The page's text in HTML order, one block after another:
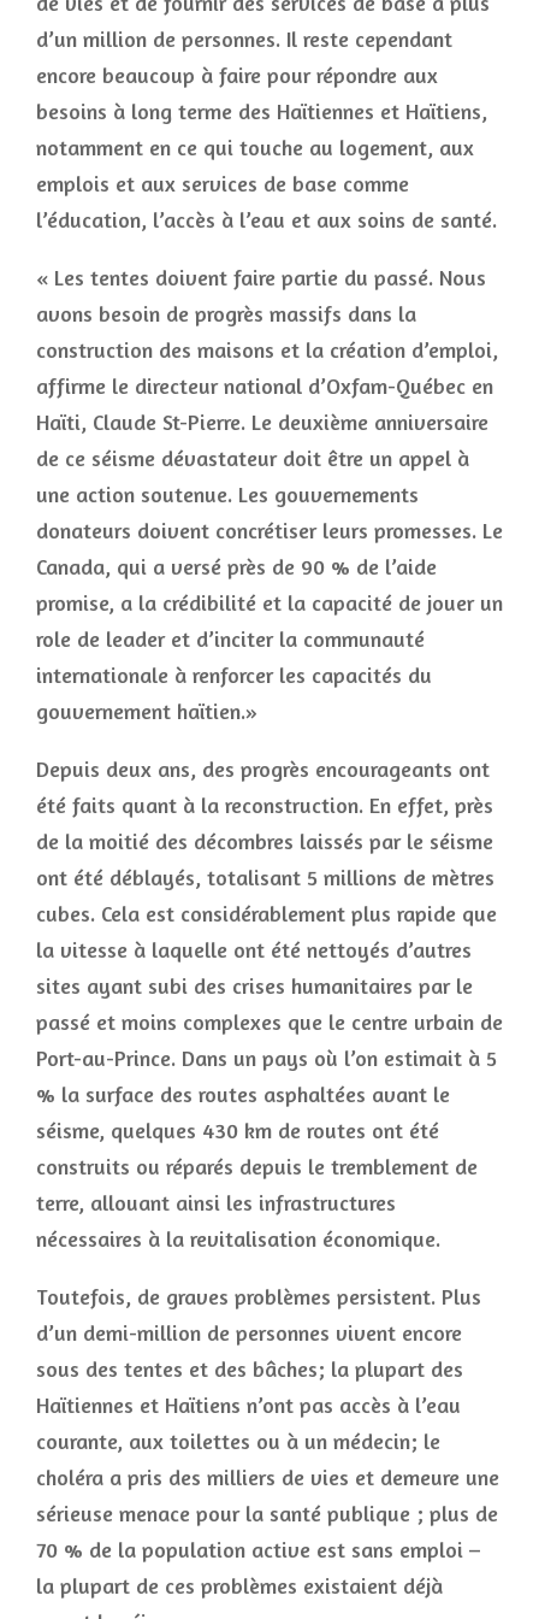
d’un million de personnes. Il reste cependant
encore beaucoup à faire pour répondre aux
besoins à long terme des Haïtiennes et Haïtiens,
notamment en ce qui touche au logement, aux
emplois et aux services de base comme
l’éducation, l’accès à l’eau et aux soins de santé.
« Les tentes doivent faire partie du passé. Nous
avons besoin de progrès massifs dans la
construction des maisons et la création d’emploi,
affirme le directeur national d’Oxfam-Québec en
Haïti, Claude St-Pierre. Le deuxième anniversaire
de ce séisme dévastateur doit être un appel à
une action soutenue. Les gouvernements
donateurs doivent concrétiser leurs promesses. Le
Canada, qui a versé près de 90 % de l’aide
promise, a la crédibilité et la capacité de jouer un
role de leader et d’inciter la communauté
internationale à renforcer les capacités du
gouvernement haïtien.»
Depuis deux ans, des progrès encourageants ont
été faits quant à la reconstruction. En effet, près
de la moitié des décombres laissés par le séisme
ont été déblayés, totalisant 5 millions de mètres
cubes. Cela est considérablement plus rapide que
la vitesse à laquelle ont été nettoyés d’autres
sites ayant subi des crises humanitaires par le
passé et moins complexes que le centre urbain de
Port-au-Prince. Dans un pays où l’on estimait à 5
% la surface des routes asphaltées avant le
séisme, quelques 430 km de routes ont été
construits ou réparés depuis le tremblement de
terre, allouant ainsi les infrastructures
nécessaires à la revitalisation économique.
Toutefois, de graves problèmes persistent. Plus
d’un demi-million de personnes vivent encore
sous des tentes et des bâches; la plupart des
Haïtiennes et Haïtiens n’ont pas accès à l’eau
courante, aux toilettes ou à un médecin; le
choléra a pris des milliers de vies et demeure une
sérieuse menace pour la santé publique ; plus de
70 % de la population active est sans emploi –
la plupart de ces problèmes existaient déjà